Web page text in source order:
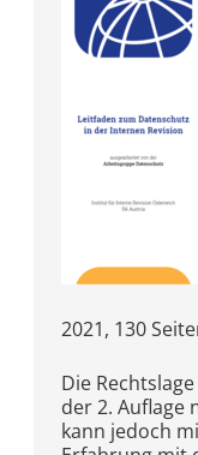
2021, 130
Die
der 2. Auflage
kann jedoch